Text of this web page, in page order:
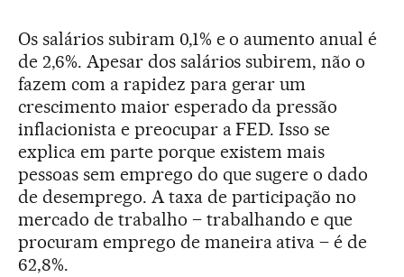
Os salários subiram 0,1% e o aumento anual é
de 2,6%. Apesar dos salários subirem, não o
fazem com a rapidez para gerar um
crescimento maior esperado da pressão
inflacionista e preocupar a FED. Isso se
explica em parte porque existem mais
pessoas sem emprego do que sugere o dado
de desemprego. A taxa de participação no
mercado de trabalho – trabalhando e que
procuram emprego de maneira ativa – é de
62,8%.